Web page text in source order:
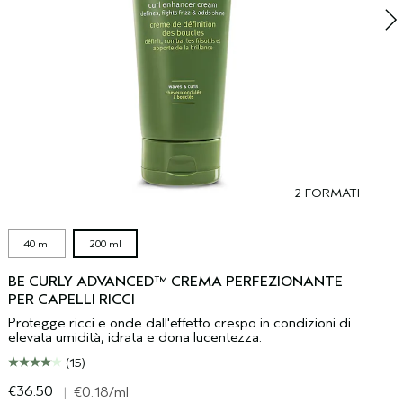
2 FORMATI
40 ml 200 ml
BE CURLY ADVANCED™ CREMA PERFEZIONANTE
PER CAPELLI RICCI
Protegge ricci e onde dall'effetto crespo in condizioni di
elevata umidità, idrata e dona lucentezza.
(15)
€36.50 | €0.18/ml